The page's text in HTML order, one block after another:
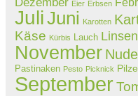
Eier Erbsen
JuliJuni Karotten
Käse Kürbis Lauch Linsen
November
Pastinaken Pesto Picknick Pilze
September